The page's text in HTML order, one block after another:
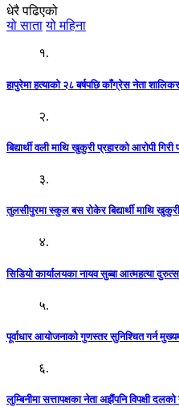
धेरै पढिएको
यो साता यो महिना
१.
हापुरेमा हत्याको २८ बर्षपछि काँग्रेस नेता
२.
बिद्यार्थी वली माथि खुकुरी प्रहारको आरोपी
३.
तुलसीपुरमा स्कुल बस रोकेर बिद्यार्थी माथि
४.
सिडियो कार्यालयका नायव सुब्बा आत्महत्या
५.
पूर्वाधार आयोजनाको गुणस्तर सुनिश्चित गर्न
६.
लुम्बिनीमा सत्तापक्षका नेता अझैंपनि विपक्षी दलको